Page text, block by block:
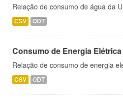
Relação de consumo de água da
CSV ODT
Consumo de Energia Elétrica
Relação de consumo de energia
CSV ODT